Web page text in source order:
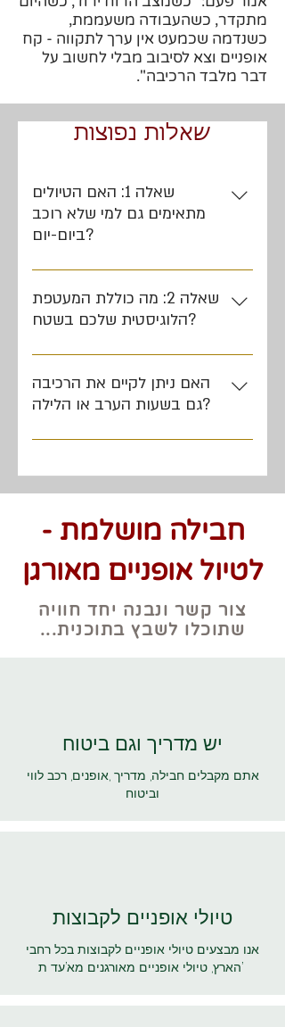
מתקדר, כשהעבודה משעממת,
כשנדמה שכמעט אין ערך לתקווה - קח
אופניים וצא לסיבוב מבלי לחשוב על
דבר מלבד הרכיבה".
שאלות נפוצות
שאלה 1: האם הטיולים
מתאימים גם למי שלא רוכב
ביום-יום?
בהחלט. כל טיול נתפר בדיוק לפי רמת
הרכיבה והכושר של חברי הקבוצה. אנו
משלבים אופני הרים איכותיים וחדישים,
מקצועי צמוד לאורך כל המסלול כדי שכולם
ייהנו בבטחה.
שאלה 2: מה כוללת המעטפת
הלוגיסטית שלכם בשטח?
מעטפת מלאה מא' ועד ת'. אנחנו דואגים
להובלת האופניים לנקודת הזינוק, התאמת
קסדות וציוד בטיחות, רכבי ליווי בשטח,
וכמובן מורי דרך מוסמכים ומקצועיים
האם ניתן לקיים את הרכיבה
גם בשעות הערב או הלילה?
בהחלט, וזו חוויה יוצאת דופן! אנו מפיקים
בשבילים הפתוחים של חבל הבשור).
חבילה מושלמת -
לטיול אופניים מאורגן
צור קשר ונבנה יחד חוויה
...שתוכלו לשבץ בתוכנית
יש מדריך וגם ביטוח
אתם מקבלים חבילה, מדריך ,אופנים, רכב לווי
וביטוח
טיולי אופניים לקבוצות
אנו מבצעים טיולי אופניים לקבוצות בכל רחבי
הארץ, טיולי אופניים מאורגנים מא’עד ת’